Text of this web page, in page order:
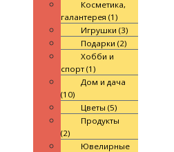
Косметика,
галантерея (1)
Игрушки (3)
Подарки (2)
Хобби и
спорт (1)
Дом и дача
(10)
Цветы (5)
Продукты
(2)
Ювелирные